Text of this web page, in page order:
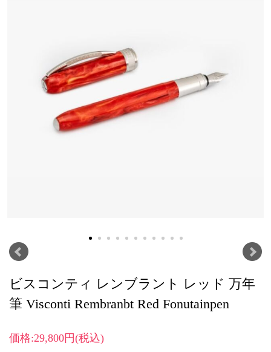
ビスコンティ レンブラント レッド 万年
筆 Visconti Rembranbt Red Fonutainpen
価格:29,800円(税込)